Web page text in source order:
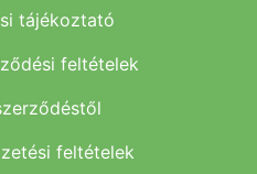
tájékoztató
feltételek
feltételek